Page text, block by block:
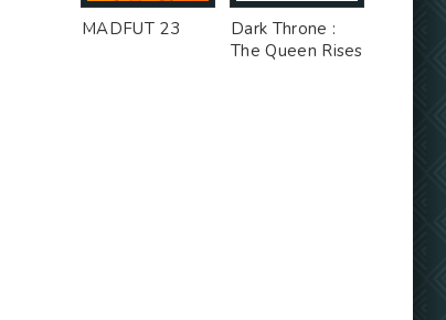
MADFUT 23
Dark Throne :
The Queen Rises